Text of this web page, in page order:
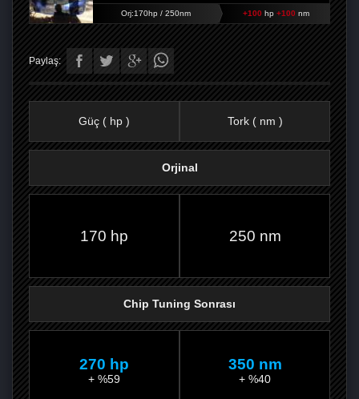
Orj:170hp / 250nm +100 hp +100 nm
Paylaş:
Güç ( hp ) Tork ( nm )
Orjinal
170 hp 250 nm
Chip Tuning Sonrası
270 hp
+ %59
350 nm
+ %40